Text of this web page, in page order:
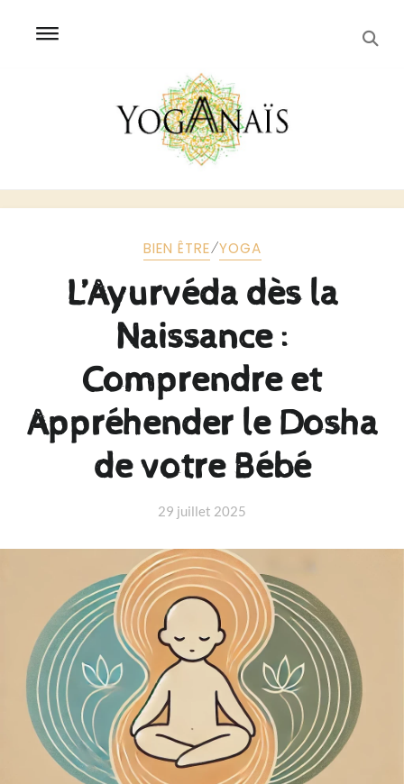
BIEN ÊTRE⁄YOGA
L’Ayurvéda dès la
Naissance :
Comprendre et
Appréhender le Dosha
de votre Bébé
29 juillet 2025